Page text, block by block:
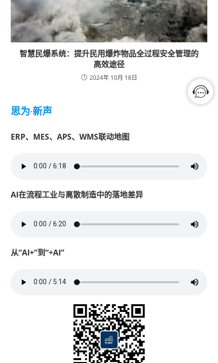
智慧民爆系统：提升民用爆炸物品全过程安全管理的
高效途径
2024年 10月 18日
思为·新声
ERP、MES、APS、WMS联动地图
AI在流程工业与离散制造中的落地差异
从“AI+”到“+AI”